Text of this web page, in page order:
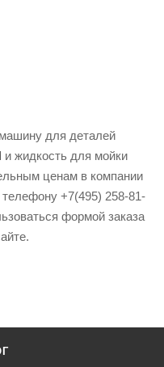
для деталей
и жидкость для мойки
ценам в компании
+7(495) 258-81-
формой заказа